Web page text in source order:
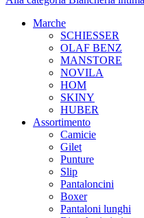
Marche
SCHIESSER
OLAF BENZ
MANSTORE
NOVILA
HOM
SKINY
HUBER
Assortimento
Camicie
Gilet
Punture
Slip
Pantaloncini
Boxer
Pantaloni lunghi